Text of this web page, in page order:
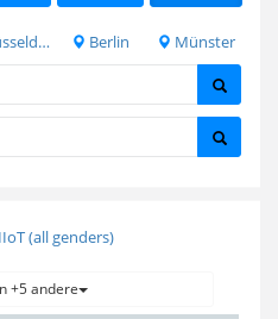
Berlin Münster
(all genders)
+5 andere